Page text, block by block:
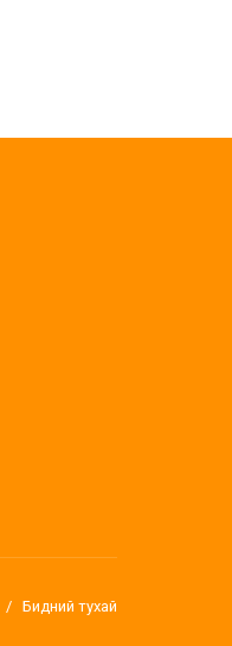
Бидний тухай